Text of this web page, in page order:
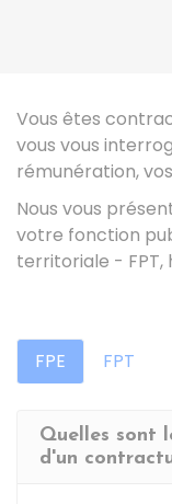
Vous êtes
vous vous
rémunération,
Nous vous
votre fonction
territoriale - FPT,
FPE FPT
Quelles sont
d'un